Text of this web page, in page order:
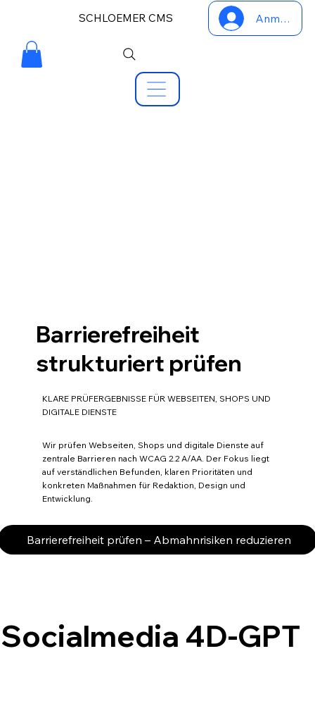
SCHLOEMER CMS Anmelden
Socialmedia 4D-GPT
Barrierefreiheit
strukturiert prüfen
KLARE PRÜFERGEBNISSE FÜR WEBSEITEN, SHOPS UND
DIGITALE DIENSTE
Wir prüfen Webseiten, Shops und digitale Dienste auf
zentrale Barrieren nach WCAG 2.2 A/AA. Der Fokus liegt
auf verständlichen Befunden, klaren Prioritäten und
konkreten Maßnahmen für Redaktion, Design und
Entwicklung.
Barrierefreiheit prüfen – Abmahnrisiken reduzieren